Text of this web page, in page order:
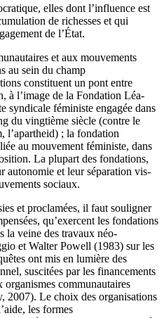
elles dont l’influence est
de richesses et qui
de l’État.
et aux mouvements
au sein du champ
constituent un pont entre
à l’image de la Fondation Léa-
syndicale féministe engagée dans
du vingtième siècle (contre le
l’apartheid) ; la fondation
au mouvement féministe, dans
La plupart des fondations,
autonomie et leur séparation vis-
sociaux.
et proclamées, il faut souligner
qu’exercent les fondations
la veine des travaux néo-
et Walter Powell (1983) sur les
ont mis en lumière des
suscitées par les financements
organismes communautaires
2007). Le choix des organisations
les formes